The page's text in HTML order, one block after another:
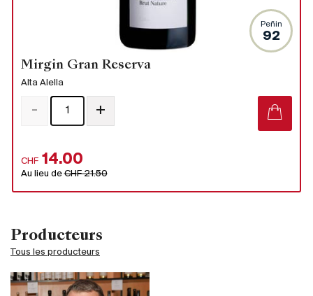
Producteurs
Tous les producteurs
Peñin
92
Mirgin Gran Reserva
Alta Alella
CHF 14.00
Au lieu deCHF 21.50
- +